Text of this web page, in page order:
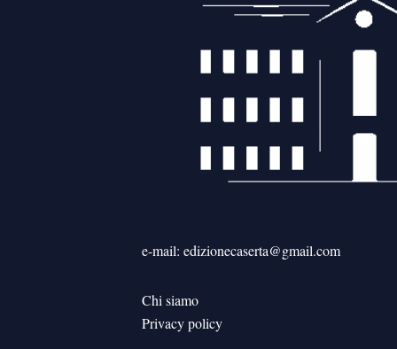
e-mail: edizionecaserta@gmail.com
Chi siamo
Privacy policy